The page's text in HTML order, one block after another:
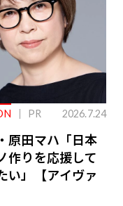
PR 2026.7.24
原田マハ「日本
作りを応援して
い」【アイヴァ